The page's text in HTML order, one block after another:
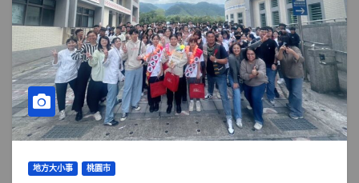
地方大小事 桃園市